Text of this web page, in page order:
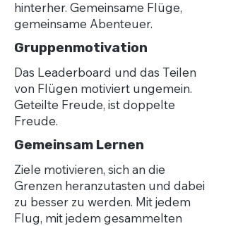
hinterher. Gemeinsame Flüge,
gemeinsame Abenteuer.
Gruppenmotivation
Das Leaderboard und das Teilen
von Flügen motiviert ungemein.
Geteilte Freude, ist doppelte
Freude.
Gemeinsam Lernen
Ziele motivieren, sich an die
Grenzen heranzutasten und dabei
zu besser zu werden. Mit jedem
Flug, mit jedem gesammelten